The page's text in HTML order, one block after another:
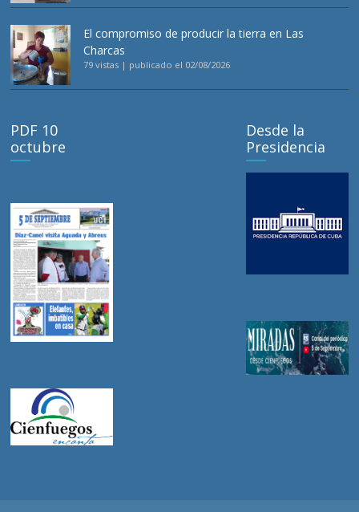
El compromiso de producir la tierra en Las
Charcas
79 vistas | publicado el 02/08/2026
PDF 10
octubre
Desde la
Presidencia